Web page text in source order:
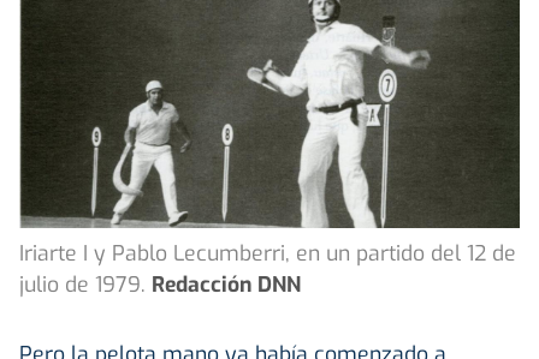
Iriarte I y Pablo Lecumberri, en un partido del 12 de
julio de 1979. Redacción DNN